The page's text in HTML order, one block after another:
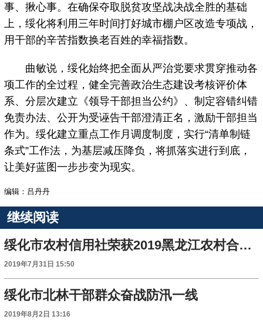
事、揪心事。在确保夺取脱贫攻坚战决战全胜的基础
上，绥化将利用三年时间打好城市棚户区改造专项战，
用干部的辛苦指数换老百姓的幸福指数。
曲敏说，绥化始终把全面从严治党要求贯穿推动各
项工作的全过程，健全完善政治生态建设考核评价体
系、分层次建立《领导干部担当公约》、制定容错纠错
免责办法、公开为受诬告干部澄清正名，激励干部担当
作为。绥化建立重点工作月调度制度，实行“清单制链
条式”工作法，为基层减压降负，将抓落实进行到底，
让美好蓝图一步步变为现实。
编辑：吕丹丹
继续阅读
绥化市农村信用社荣获2019黑龙江农村合作金融机构业务技能竞赛团体一等奖
2019年7月31日 15:50
绥化市北林干部群众奋战防汛一线
2019年8月2日 13:16